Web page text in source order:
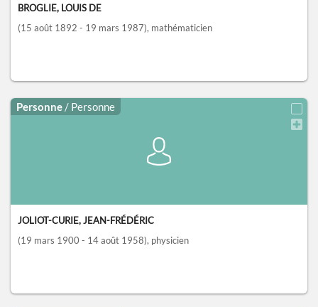
BROGLIE, LOUIS DE
(15 août 1892 - 19 mars 1987), mathématicien
Personne / Personne
JOLIOT-CURIE, JEAN-FRÉDÉRIC
(19 mars 1900 - 14 août 1958), physicien